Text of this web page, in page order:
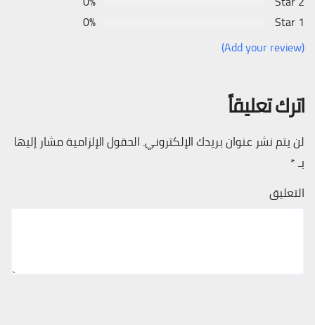
1 Star
0%
(Add your review)
اترك تعليقاً
لن يتم نشر عنوان بريدك الإلكتروني. الحقول الإلزامية مشار إليها
بـ*
التعليق